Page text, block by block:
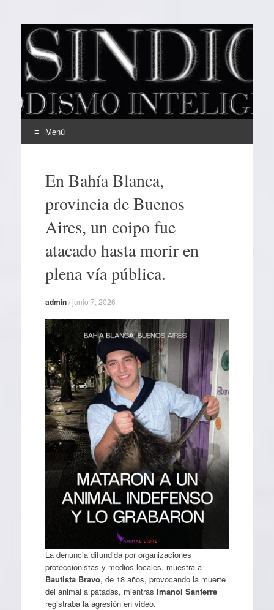
EL SINDICAL
Periodismo Inteligente
Menú
contenidoEn Bahía Blanca,
provincia de Buenos
Aires, un coipo fue
atacado hasta morir en
plena vía pública.
admin/junio 7, 2026
La denuncia difundida por organizaciones
proteccionistas y medios locales, muestra a
Bautista Bravo, de 18 años, provocando la muerte
del animal a patadas, mientras Imanol Santerre
registraba la agresión en video.